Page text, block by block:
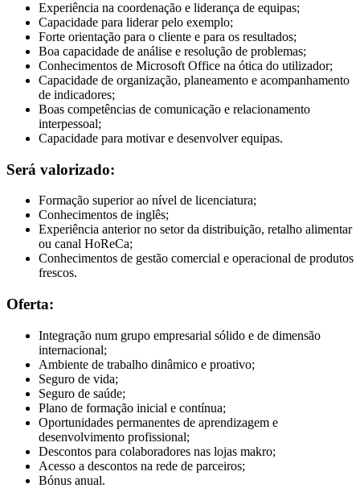
Experiência na coordenação e liderança de equipas;
Capacidade para liderar pelo exemplo;
Forte orientação para o cliente e para os resultados;
Boa capacidade de análise e resolução de problemas;
Conhecimentos de Microsoft Office na ótica do utilizador;
Capacidade de organização, planeamento e acompanhamento
de indicadores;
Boas competências de comunicação e relacionamento
interpessoal;
Capacidade para motivar e desenvolver equipas.
Será valorizado:
Formação superior ao nível de licenciatura;
Conhecimentos de inglês;
Experiência anterior no setor da distribuição, retalho alimentar
ou canal HoReCa;
Conhecimentos de gestão comercial e operacional de produtos
frescos.
Oferta:
Integração num grupo empresarial sólido e de dimensão
internacional;
Ambiente de trabalho dinâmico e proativo;
Seguro de vida;
Seguro de saúde;
Plano de formação inicial e contínua;
Oportunidades permanentes de aprendizagem e
desenvolvimento profissional;
Descontos para colaboradores nas lojas makro;
Acesso a descontos na rede de parceiros;
Bónus anual.